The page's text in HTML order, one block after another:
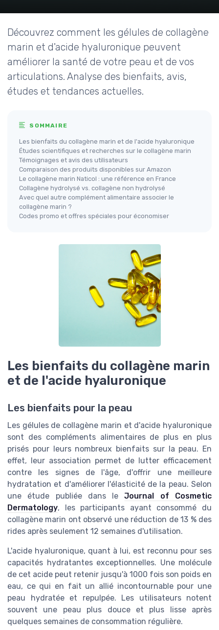
Découvrez comment les gélules de collagène
marin et d'acide hyaluronique peuvent
améliorer la santé de votre peau et de vos
articulations. Analyse des bienfaits, avis,
études et tendances actuelles.
SOMMAIRE
Les bienfaits du collagène marin et de l'acide hyaluronique
Études scientifiques et recherches sur le collagène marin
Témoignages et avis des utilisateurs
Comparaison des produits disponibles sur Amazon
Le collagène marin Naticol : une référence en France
Collagène hydrolysé vs. collagène non hydrolysé
Avec quel autre complément alimentaire associer le
collagène marin ?
Codes promo et offres spéciales pour économiser
Les bienfaits du collagène marin
et de l'acide hyaluronique
Les bienfaits pour la peau
Les gélules de collagène marin et d'acide hyaluronique
sont des compléments alimentaires de plus en plus
prisés pour leurs nombreux bienfaits sur la peau. En
effet, leur association permet de lutter efficacement
contre les signes de l'âge, d'offrir une meilleure
hydratation et d'améliorer l'élasticité de la peau. Selon
une étude publiée dans leJournal of Cosmetic
Dermatology, les participants ayant consommé du
collagène marin ont observé une réduction de 13 % des
rides après seulement 12 semaines d'utilisation.
L'acide hyaluronique, quant à lui, est reconnu pour ses
capacités hydratantes exceptionnelles. Une molécule
de cet acide peut retenir jusqu'à 1000 fois son poids en
eau, ce qui en fait un allié incontournable pour une
peau hydratée et repulpée. Les utilisateurs notent
souvent une peau plus douce et plus lisse après
quelques semaines de consommation régulière.